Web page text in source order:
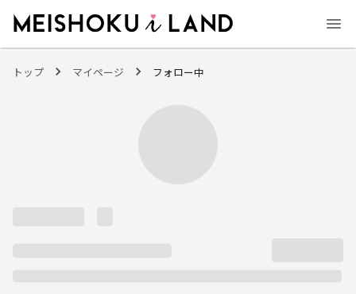
トップ マイページ フォロー中